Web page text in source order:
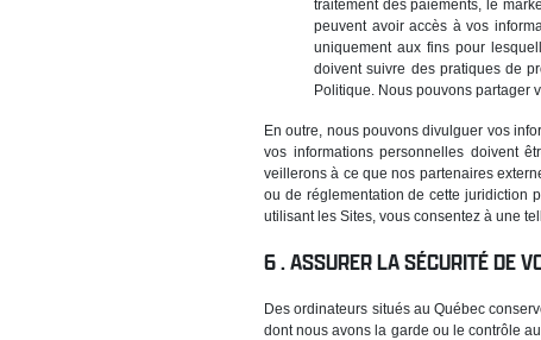
traitement des paiements, le
peuvent avoir accès à vos
uniquement aux fins pour
doivent suivre des pratiques de
Politique. Nous pouvons partager
En outre, nous pouvons divulguer vos
vos informations personnelles doivent
veillerons à ce que nos partenaires
ou de réglementation de cette juridiction
utilisant les Sites, vous consentez à une
ASSURER LA SÉCURITÉ DE
Des ordinateurs situés au Québec
dont nous avons la garde ou le contrôle